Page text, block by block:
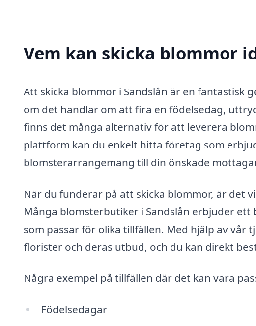
Vem kan skicka blommor
Att skicka blommor i Sandslån är en fantastisk
om det handlar om att fira en födelsedag,
finns det många alternativ för att leverera
plattform kan du enkelt hitta företag som
blomsterarrangemang till din önskade
När du funderar på att skicka blommor, är det
Många blomsterbutiker i Sandslån erbjuder
som passar för olika tillfällen. Med hjälp av vår
florister och deras utbud, och du kan direkt
Några exempel på tillfällen där det kan vara
Födelsedagar